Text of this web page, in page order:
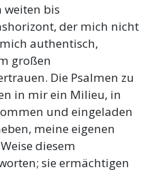
weiten bis
der mich nicht
authentisch,
großen
Die Psalmen zu
in mir ein Milieu, in
und eingeladen
meine eigenen
diesem
sie ermächtigen